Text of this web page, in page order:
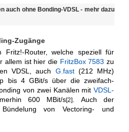
auch ohne Bonding-VDSL - mehr dazu
Zugänge
Router, welche speziell für
allem ist hier die FritzBox 7583 zu
VDSL, auch G.fast(212 MHz)
bis 4 GBit/s über die zweifach-
von zwei Kanälen mitVDSL-
600 MBit/s[2]
. Auch der
von Vectoring- und